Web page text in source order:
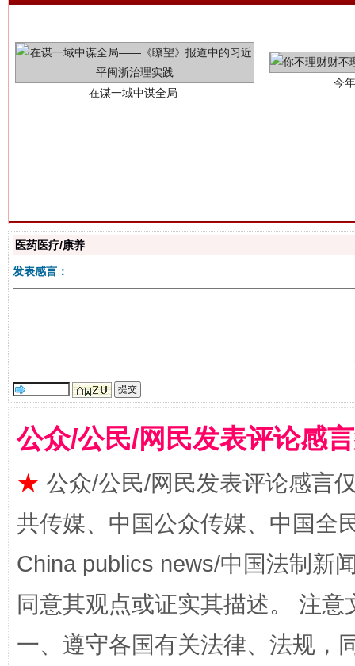
“刷贴”乱象丛生
揭批美国五大"原罪" "炒
医药医疗/康养
发表感言：
公众/公民/网民发表评论感
★ 公众/公民/网民发表评论感言
共传媒、中国公众传媒、中国全
China publics news/中国法制新
同意其观点或证实其描述。 注
一、遵守各国有关法律、法规，